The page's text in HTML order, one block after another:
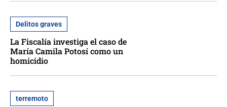
Delitos graves
La Fiscalía investiga el caso de
María Camila Potosí como un
homicidio
terremoto